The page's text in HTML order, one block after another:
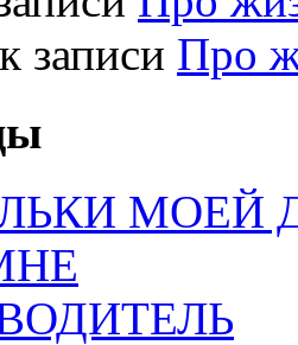
к записи Про
МОЕЙ